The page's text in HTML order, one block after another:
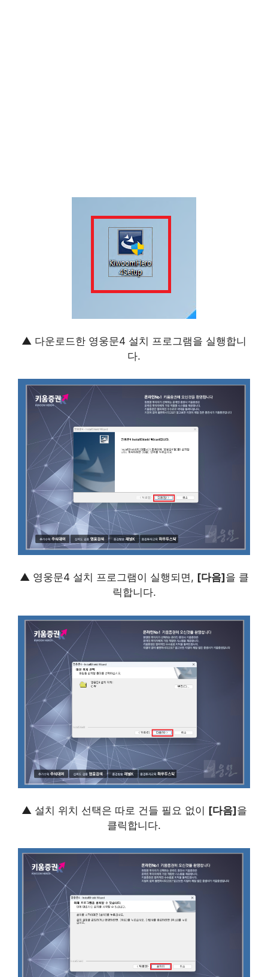
▲ 다운로드한 영웅문4 설치 프로그램을 실행합니
다.
▲ 영웅문4 설치 프로그램이 실행되면, [다음]을 클
릭합니다.
▲ 설치 위치 선택은 따로 건들 필요 없이 [다음]을
클릭합니다.